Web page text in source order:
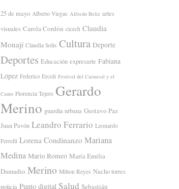
25 de mayo Alberto Viegas Alfredo Beliz artes
visuales Carola Cordón cicech Claudia
Monají Claudia Solis Cultura Deporte
Deportes Educación expresarte Fabiana
López Federico Ercoli Festival del Carnaval y el
Canto Florencia Tejero Gerardo
Merino guardia urbana Gustavo Paz
Juan Pavón Leandro Ferrario Leonardo
Ferrelli Lorena Condinanzo Mariana
Medina Mario Romeo María Emilia
Damadio Merino Milton Reyes Nacho torres
policía Punto digital Salud Sebastián